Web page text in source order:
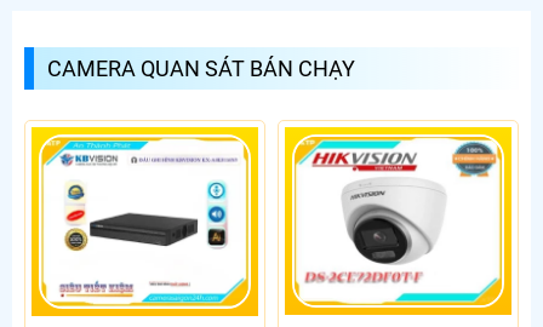
CAMERA QUAN SÁT BÁN CHẠY